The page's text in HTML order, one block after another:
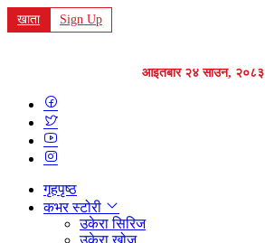
खाता Sign Up
आइतबार २४ साउन, २०८३
गृहपृष्ठ
कभर स्टोरी
उकेरा सिरिज
उकेरा खोज